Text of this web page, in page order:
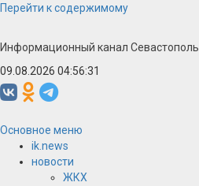
Перейти к содержимому
Информационный канал Севастополь
09.08.2026 04:56:31
Основное меню
ik.news
новости
ЖКХ